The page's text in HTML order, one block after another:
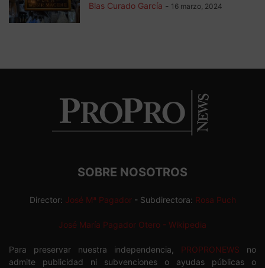
Blas Curado García - 16 marzo, 2024
SOBRE NOSOTROS
Director: José Mª Pagador- Subdirectora: Rosa Puch
José María Pagador Otero - Wikipedia
Para preservar nuestra independencia, PROPRONEWS no
admite publicidad ni subvenciones o ayudas públicas o